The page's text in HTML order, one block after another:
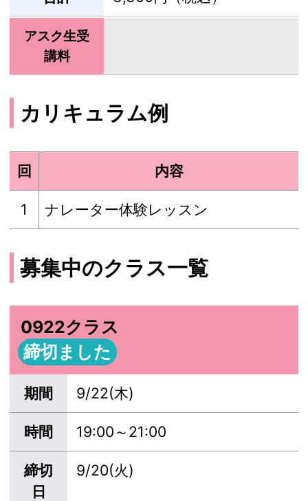
アスク生受
講料
カリキュラム例
回 内容
1 ナレーター体験レッスン
募集中のクラス一覧
0922クラス
締切ました
期間 9/22(木)
時間 19:00～21:00
締切
日
9/20(火)